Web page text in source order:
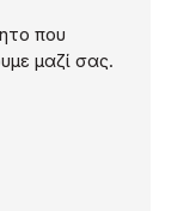
που
μαζί σας.